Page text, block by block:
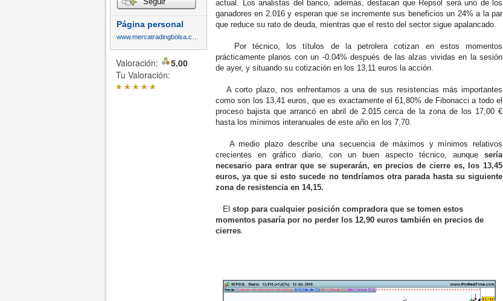
Página personal
Valoración:
5.00
Tu Valoración:
*****
actual. Los analistas del banco, además, destacan que Repsol será uno de los
ganadores en 2.016 y esperan que se incremente sus beneficios un 24% a la par
que reduce su rato de deuda, mientras que el resto del sector sigue apalancado.
Por técnico, los títulos de la petrolera cotizan en estos momentos
prácticamente planos con un -0.04% después de las alzas vividas en la sesión
de ayer, y situando su cotización en los 13,11 euros la acción.
A corto plazo, nos enfrentamos a una de sus resistencias más importantes
como son los 13,41 euros, que es exactamente el 61,80% de Fibonacci a todo el
proceso bajista que arrancó en abril de 2.015 cerca de la zona de los 17,00 €
hasta los mínimos interanuales de este año en los 7,70.
A medio plazo describe una secuencia de máximos y mínimos relativos
crecientes en gráfico diario, con un buen aspecto técnico, aunque sería
necesario para entrar que se superarán, en precios de cierre es, los 13,45
euros, ya que si esto sucede no tendríamos otra parada hasta su siguiente
zona de resistencia en 14,15.
El stop para cualquier posición compradora que se tomen estos
momentos pasaría por no perder los 12,90 euros también en precios de
cierres.